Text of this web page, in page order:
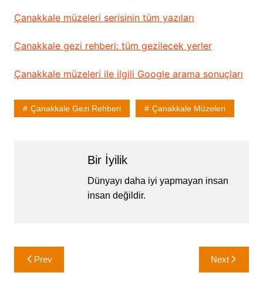
Çanakkale müzeleri serisinin tüm yazıları
Çanakkale gezi rehberi: tüm gezilecek yerler
Çanakkale müzeleri ile ilgili Google arama sonuçları
Çanakkale Gezi Rehberi Çanakkale Müzeleri
Bir İyilik
Dünyayı daha iyi yapmayan insan
insan değildir.
Yazı
gezinmesi
Prev Next